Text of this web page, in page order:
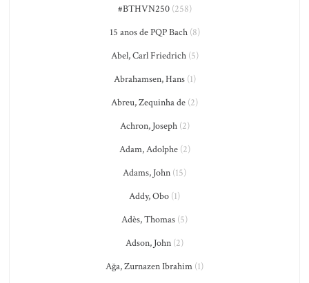
#BTHVN250(258)
15 anos de PQP Bach(8)
Abel, Carl Friedrich(5)
Abrahamsen, Hans(1)
Abreu, Zequinha de (2)
Achron, Joseph(2)
Adam, Adolphe(2)
Adams, John (15)
Addy, Obo (1)
Adès, Thomas (5)
Adson, John (2)
Ağa, Zurnazen Ibrahim (1)